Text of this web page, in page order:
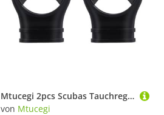
Mtucegi 2pcs Scubas Tauchregler Mundstück SCUBAS Schnorcheln Silikon Schnorchel Mundstück
von Mtucegi